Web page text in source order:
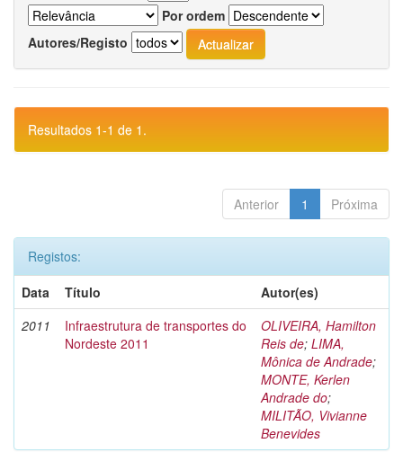
Por ordem
Autores/Registo
Resultados 1-1 de 1.
Anterior 1 Próxima
Registos:
Data
Título
Autor(es)
2011
Infraestrutura de transportes do
Nordeste 2011
OLIVEIRA, Hamilton
Reis de; LIMA,
Mônica de Andrade;
MONTE, Kerlen
Andrade do;
MILITÃO, Vivianne
Benevides